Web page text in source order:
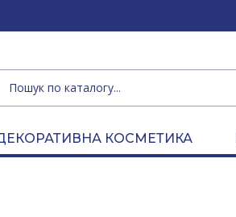
КОСМЕТИКА